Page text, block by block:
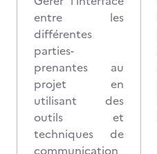
entre les
différentes
parties-
prenantes au
projet en
utilisant des
outils et
techniques de
communication